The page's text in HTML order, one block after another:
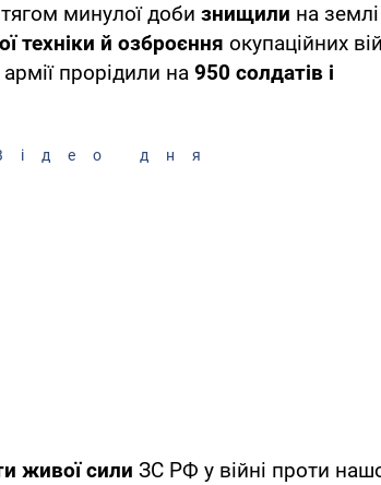
минулої доби знищили на
техніки й озброєння окупаційних
прорідили на 950 солдатів і
дня
живої сили ЗС РФ у війні проти